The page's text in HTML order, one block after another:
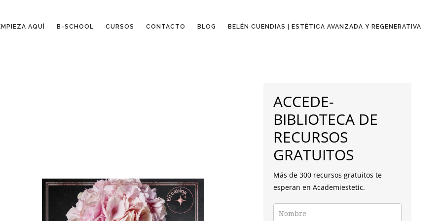
AQUÍ B-SCHOOL CURSOS CONTACTO BLOG BELÉN CUENDIAS | ESTÉTICA AVANZADA Y REGENERATIVA
LATERAL
PRINCIPAL
ACCEDE-
BIBLIOTECA DE
RECURSOS
GRATUITOS
Más de 300 recursos gratuitos te
esperan en Academiestetic.